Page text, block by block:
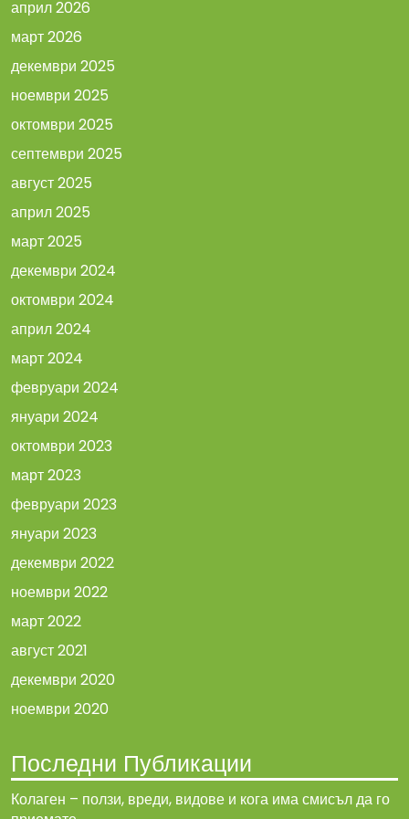
април 2026
март 2026
декември 2025
ноември 2025
октомври 2025
септември 2025
август 2025
април 2025
март 2025
декември 2024
октомври 2024
април 2024
март 2024
февруари 2024
януари 2024
октомври 2023
март 2023
февруари 2023
януари 2023
декември 2022
ноември 2022
март 2022
август 2021
декември 2020
ноември 2020
Последни Публикации
Колаген – ползи, вреди, видове и кога има смисъл да го